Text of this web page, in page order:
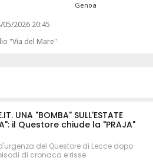
Genoa
05/2026 20:45
"Via del Mare"
UNA "BOMBA" SULL'ESTATE
il Questore chiude la "PRAJA"
del Questore di Lecce dopo
di cronaca e risse